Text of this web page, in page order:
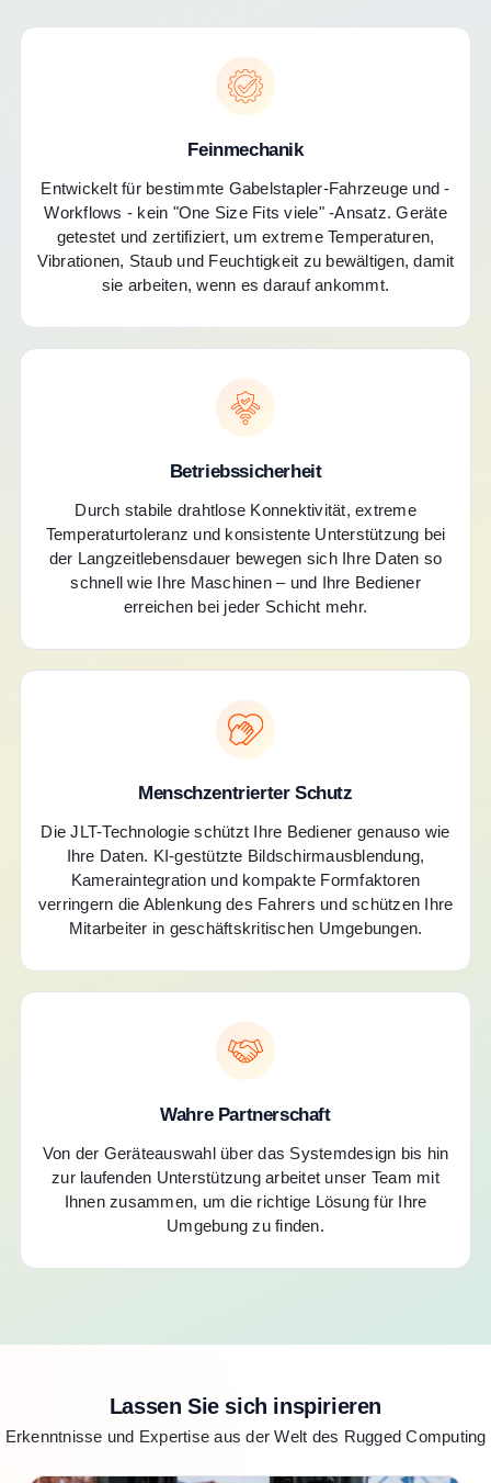
Feinmechanik
Entwickelt für bestimmte Gabelstapler-Fahrzeuge und -
Workflows - kein "One Size Fits viele" -Ansatz. Geräte
getestet und zertifiziert, um extreme Temperaturen,
Vibrationen, Staub und Feuchtigkeit zu bewältigen, damit
sie arbeiten, wenn es darauf ankommt.
Betriebssicherheit
Durch stabile drahtlose Konnektivität, extreme
Temperaturtoleranz und konsistente Unterstützung bei
der Langzeitlebensdauer bewegen sich Ihre Daten so
schnell wie Ihre Maschinen – und Ihre Bediener
erreichen bei jeder Schicht mehr.
Menschzentrierter Schutz
Die JLT-Technologie schützt Ihre Bediener genauso wie
Ihre Daten. KI-gestützte Bildschirmausblendung,
Kameraintegration und kompakte Formfaktoren
verringern die Ablenkung des Fahrers und schützen Ihre
Mitarbeiter in geschäftskritischen Umgebungen.
Wahre Partnerschaft
Von der Geräteauswahl über das Systemdesign bis hin
zur laufenden Unterstützung arbeitet unser Team mit
Ihnen zusammen, um die richtige Lösung für Ihre
Umgebung zu finden.
Lassen Sie sich inspirieren
Erkenntnisse und Expertise aus der Welt des Rugged Computing